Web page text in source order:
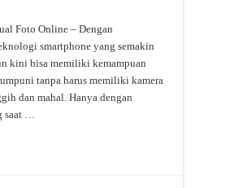
Foto Online – Dengan
smartphone yang semakin
kini bisa memiliki kemampuan
tanpa harus memiliki kamera
dan mahal. Hanya dengan
saat …